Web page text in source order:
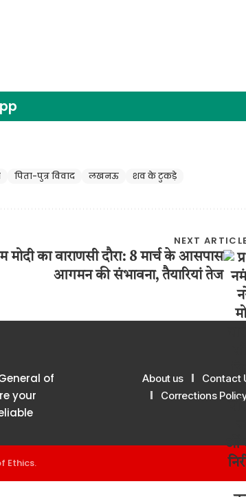
पिता-पुत्र विवाद लखनऊ शव के टुकड़े
NEXT
मोदी का वाराणसी दौरा: 8 मार्च के आसपास
आगमन की संभावना, तैयारियां तेज
of
your
About us Contact
Corrections
Ethics.